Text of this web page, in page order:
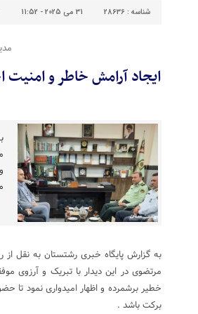
شناسه : 28636 31 می 2025 - 11:52
ایجاد آرامش خاطر و امنیت
به گزارش پایگاه خبری رشتستان به نقل
مرتضوی در این دیدار با تبریک و آرزوی
خطیر برشمرده و اظهار امیدواری نمود
برکت باشد .